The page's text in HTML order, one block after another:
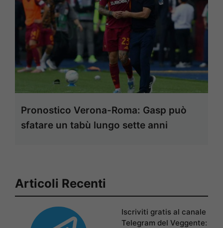
Pronostico Verona-Roma: Gasp può
sfatare un tabù lungo sette anni
Articoli Recenti
Iscriviti gratis al canale
Telegram del Veggente: